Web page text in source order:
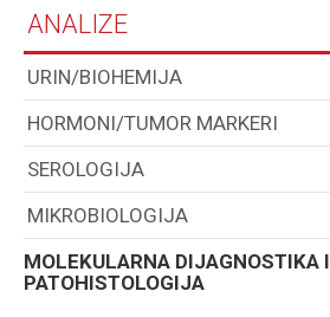
ANALIZE
URIN/BIOHEMIJA
HORMONI/TUMOR MARKERI
SEROLOGIJA
MIKROBIOLOGIJA
MOLEKULARNA DIJAGNOSTIKA I
PATOHISTOLOGIJA